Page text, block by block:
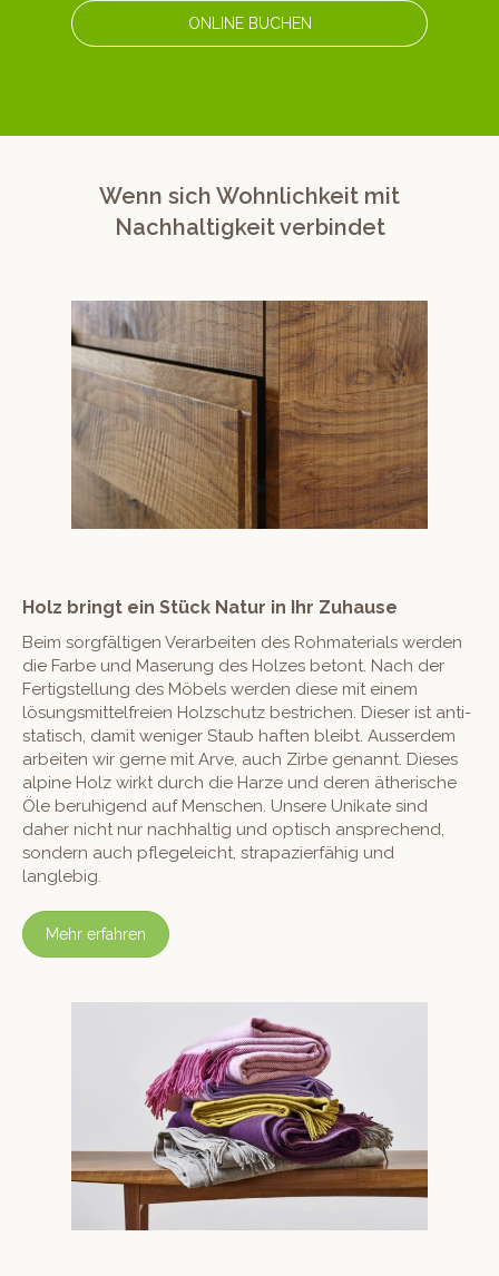
ONLINE BUCHEN
Wenn sich Wohnlichkeit mit
Nachhaltigkeit verbindet
Holz bringt ein Stück Natur in Ihr Zuhause
Beim sorgfälti­gen Ver­ar­beit­en des Roh­ma­te­ri­als wer­den
die Farbe und Maserung des Holzes betont. Nach der
Fer­tig­stel­lung des Möbels wer­den diese mit einem
lösungsmit­tel­freien Holzschutz bestrichen. Dieser ist anti­
s­ta­tisch, damit weniger Staub haften bleibt. Ausser­dem
arbeit­en wir gerne mit Arve, auch Zirbe genan­nt. Dieses
alpine Holz wirkt durch die Harze und deren ätherische
Öle beruhi­gend auf Men­schen. Unsere Unikate sind
daher nicht nur nach­haltig und optisch ansprechend,
son­dern auch pflegele­icht, stra­pazier­fähig und
langlebig.
Mehr erfahren